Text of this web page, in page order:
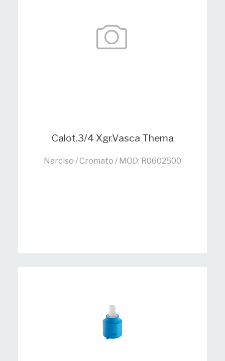
Calot.3/4 Xgr.Vasca Thema
Narciso / Cromato / MOD: R0602500